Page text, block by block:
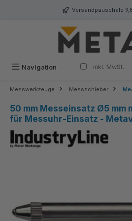
Versandpauschale
Navigation inkl. MwSt.
Messwerkzeuge Messschieber
50 mm Messeinsatz Ø5 mm
für Messuhr‑Einsatz -